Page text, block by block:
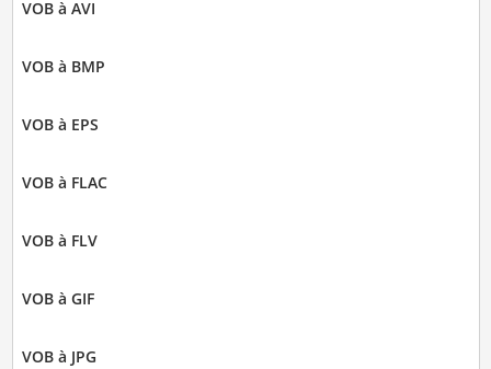
VOB à AVI
VOB à BMP
VOB à EPS
VOB à FLAC
VOB à FLV
VOB à GIF
VOB à JPG